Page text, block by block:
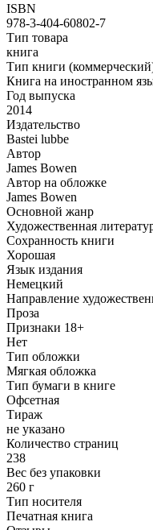
ISBN
978-3-404-60802-7
Тип товара
книга
Тип книги
Книга на иностранном
Год выпуска
2014
Издательство
Bastei lubbe
Автор
James Bowen
Автор на обложке
James Bowen
Основной жанр
Художественная
Сохранность книги
Хорошая
Язык издания
Немецкий
Направление
Проза
Признаки 18+
Нет
Тип обложки
Мягкая обложка
Тип бумаги в книге
Офсетная
Тираж
не указано
Количество страниц
238
Вес без упаковки
260 г
Тип носителя
Печатная книга